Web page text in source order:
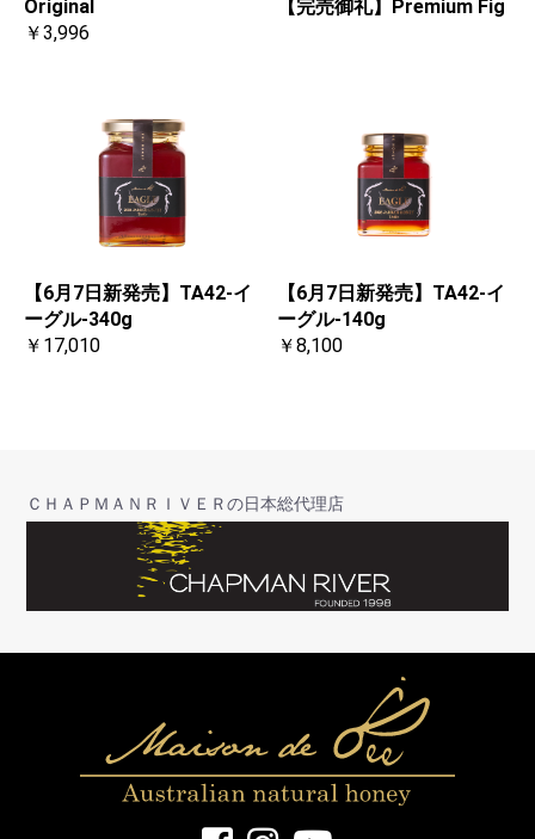
Original
￥3,996
【完売御礼】Premium Fig
【6月7日新発売】TA42-イ
ーグル-340g
￥17,010
【6月7日新発売】TA42-イ
ーグル-140g
￥8,100
ＣＨＡＰＭＡＮＲＩＶＥＲの日本総代理店